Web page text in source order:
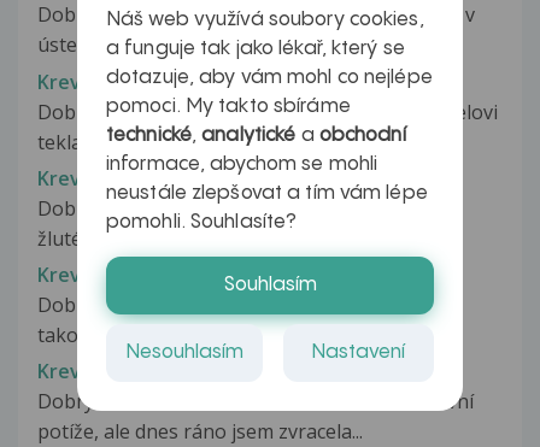
Dobrý den, můj přítel v poslední době často cítí v
ústech krev ale dásně mu...
Krev v ústech
Dobrý den, všechno to začalo před rokem. Přítelovi
tekla krev z nosu téměř každý...
Krev v ústech
Dobrý den chci se zeptat. Ráno jak vstanu mam
žluté sliny a jak vycucávám...
Krev v vykašlaném hlenu
Dobrý den, Již druhý týden vykašlávám v hlenu
takové malé krevní sraženinky...
Krev v žaludečních štávách
Dobrý den, nemívám žádné žaludeční ani střevní
potíže, ale dnes ráno jsem zvracela...
Náš web využívá soubory cookies,
a funguje tak jako lékař, který se
dotazuje, aby vám mohl co nejlépe
pomoci. My takto sbíráme
technické,analytické a obchodní
informace, abychom se mohli
neustále zlepšovat a tím vám lépe
pomohli. Souhlasíte?
Souhlasím
Nesouhlasím Nastavení